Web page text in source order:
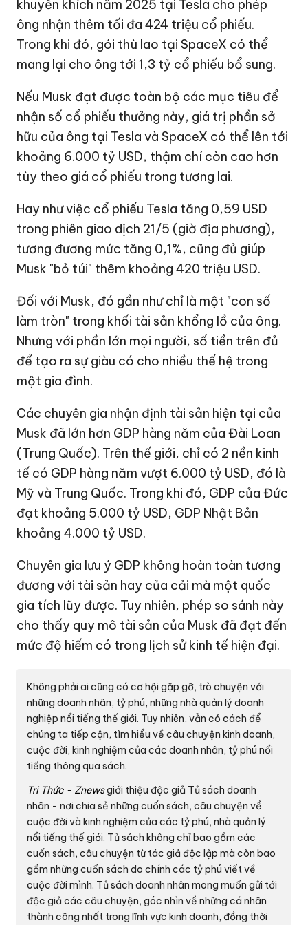
khuyến khích năm 2025 tại Tesla cho phép
ông nhận thêm tối đa 424 triệu cổ phiếu.
Trong khi đó, gói thù lao tại SpaceX có thể
mang lại cho ông tới 1,3 tỷ cổ phiếu bổ sung.
Nếu Musk đạt được toàn bộ các mục tiêu để
nhận số cổ phiếu thưởng này, giá trị phần sở
hữu của ông tại Tesla và SpaceX có thể lên tới
khoảng 6.000 tỷ USD, thậm chí còn cao hơn
tùy theo giá cổ phiếu trong tương lai.
Hay như việc cổ phiếu Tesla tăng 0,59 USD
trong phiên giao dịch 21/5 (giờ địa phương),
tương đương mức tăng 0,1%, cũng đủ giúp
Musk "bỏ túi" thêm khoảng420 triệu USD.
Đối với Musk, đó gần như chỉ là một "con số
làm tròn" trong khối tài sản khổng lồ của ông.
Nhưng với phần lớn mọi người, số tiền trên đủ
để tạo ra sự giàu có cho nhiều thế hệ trong
một gia đình.
Các chuyên gia nhận định tài sản hiện tại của
Musk đã lớn hơn GDP hàng năm của Đài Loan
(Trung Quốc). Trên thế giới, chỉ có 2 nền kinh
tế có GDP hàng năm vượt 6.000 tỷ USD, đó là
Mỹ và Trung Quốc. Trong khi đó, GDP của Đức
đạt khoảng 5.000 tỷ USD, GDP Nhật Bản
khoảng4.000 tỷ USD.
Chuyên gia lưu ý GDP không hoàn toàn tương
đương với tài sản hay của cải mà một quốc
gia tích lũy được. Tuy nhiên, phép so sánh này
cho thấy quy mô tài sản của Musk đã đạt đến
mức độ hiếm có trong lịch sử kinh tế hiện đại.
Không phải ai cũng có cơ hội gặp gỡ, trò chuyện với
những doanh nhân, tỷ phú, những nhà quản lý doanh
nghiệp nổi tiếng thế giới. Tuy nhiên, vẫn có cách để
chúng ta tiếp cận, tìm hiểu về câu chuyện kinh doanh,
cuộc đời, kinh nghiệm của các doanh nhân, tỷ phú nổi
tiếng thông qua sách.
Tri Thức - Znewsgiới thiệu độc giả Tủ sách doanh
nhân - nơi chia sẻ những cuốn sách, câu chuyện về
cuộc đời và kinh nghiệm của các tỷ phú, nhà quản lý
nổi tiếng thế giới. Tủ sách không chỉ bao gồm các
cuốn sách, câu chuyện từ tác giả độc lập mà còn bao
gồm những cuốn sách do chính các tỷ phú viết về
cuộc đời mình. Tủ sách doanh nhân mong muốn gửi tới
độc giả các câu chuyện, góc nhìn về những cá nhân
thành công nhất trong lĩnh vực kinh doanh, đồng thời